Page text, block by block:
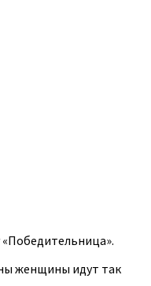
женщины идут так